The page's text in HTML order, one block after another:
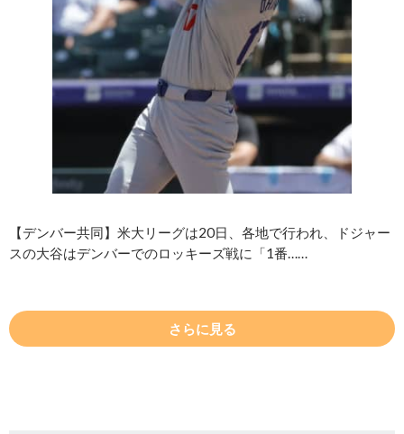
【デンバー共同】米大リーグは20日、各地で行われ、ドジャー
スの大谷はデンバーでのロッキーズ戦に「1番……
さらに見る